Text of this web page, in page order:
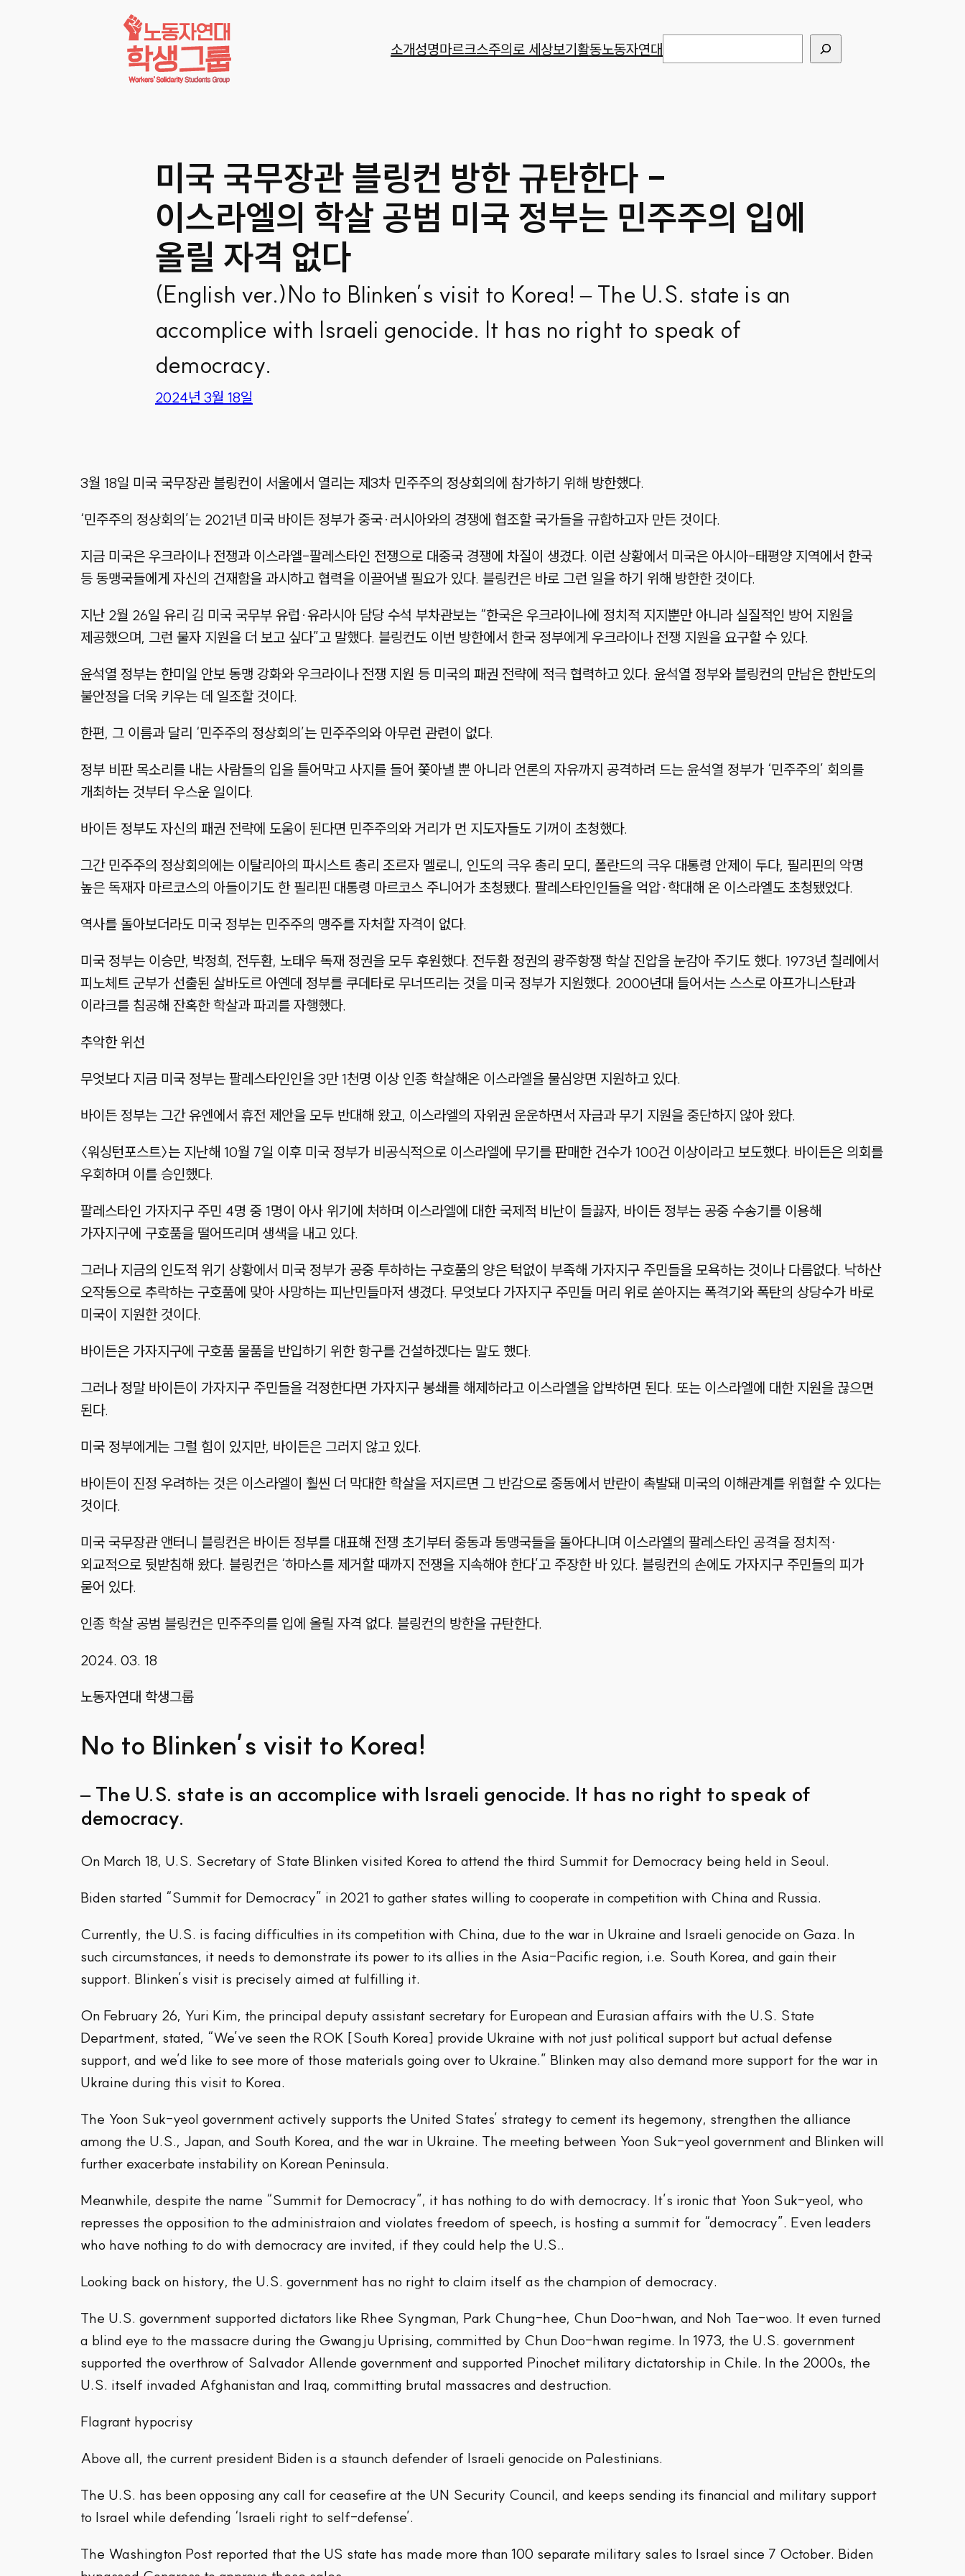
소개성명마르크스주의로 세상보기활동노동자연대
미국 국무장관 블링컨 방한 규탄한다 -
이스라엘의 학살 공범 미국 정부는 민주주의 입에
올릴 자격 없다
(English ver.)No to Blinken’s visit to Korea! – The U.S. state is an
accomplice with Israeli genocide. It has no right to speak of
democracy.
2024년 3월 18일
3월 18일 미국 국무장관 블링컨이 서울에서 열리는 제3차 민주주의 정상회의에 참가하기 위해 방한했다.
‘민주주의 정상회의’는 2021년 미국 바이든 정부가 중국·러시아와의 경쟁에 협조할 국가들을 규합하고자 만든 것이다.
지금 미국은 우크라이나 전쟁과 이스라엘-팔레스타인 전쟁으로 대중국 경쟁에 차질이 생겼다. 이런 상황에서 미국은 아시아-태평양 지역에서 한국
등 동맹국들에게 자신의 건재함을 과시하고 협력을 이끌어낼 필요가 있다. 블링컨은 바로 그런 일을 하기 위해 방한한 것이다.
지난 2월 26일 유리 김 미국 국무부 유럽·유라시아 담당 수석 부차관보는 “한국은 우크라이나에 정치적 지지뿐만 아니라 실질적인 방어 지원을
제공했으며, 그런 물자 지원을 더 보고 싶다”고 말했다. 블링컨도 이번 방한에서 한국 정부에게 우크라이나 전쟁 지원을 요구할 수 있다.
윤석열 정부는 한미일 안보 동맹 강화와 우크라이나 전쟁 지원 등 미국의 패권 전략에 적극 협력하고 있다. 윤석열 정부와 블링컨의 만남은 한반도의
불안정을 더욱 키우는 데 일조할 것이다.
한편, 그 이름과 달리 ‘민주주의 정상회의’는 민주주의와 아무런 관련이 없다.
정부 비판 목소리를 내는 사람들의 입을 틀어막고 사지를 들어 쫓아낼 뿐 아니라 언론의 자유까지 공격하려 드는 윤석열 정부가 ‘민주주의’ 회의를
개최하는 것부터 우스운 일이다.
바이든 정부도 자신의 패권 전략에 도움이 된다면 민주주의와 거리가 먼 지도자들도 기꺼이 초청했다.
그간 민주주의 정상회의에는 이탈리아의 파시스트 총리 조르자 멜로니, 인도의 극우 총리 모디, 폴란드의 극우 대통령 안제이 두다, 필리핀의 악명
높은 독재자 마르코스의 아들이기도 한 필리핀 대통령 마르코스 주니어가 초청됐다. 팔레스타인인들을 억압∙학대해 온 이스라엘도 초청됐었다.
역사를 돌아보더라도 미국 정부는 민주주의 맹주를 자처할 자격이 없다.
미국 정부는 이승만, 박정희, 전두환, 노태우 독재 정권을 모두 후원했다. 전두환 정권의 광주항쟁 학살 진압을 눈감아 주기도 했다. 1973년 칠레에서
피노체트 군부가 선출된 살바도르 아옌데 정부를 쿠데타로 무너뜨리는 것을 미국 정부가 지원했다. 2000년대 들어서는 스스로 아프가니스탄과
이라크를 침공해 잔혹한 학살과 파괴를 자행했다.
추악한 위선
무엇보다 지금 미국 정부는 팔레스타인인을 3만 1천명 이상 인종 학살해온 이스라엘을 물심양면 지원하고 있다.
바이든 정부는 그간 유엔에서 휴전 제안을 모두 반대해 왔고, 이스라엘의 자위권 운운하면서 자금과 무기 지원을 중단하지 않아 왔다.
〈워싱턴포스트〉는 지난해 10월 7일 이후 미국 정부가 비공식적으로 이스라엘에 무기를 판매한 건수가 100건 이상이라고 보도했다. 바이든은 의회를
우회하며 이를 승인했다.
팔레스타인 가자지구 주민 4명 중 1명이 아사 위기에 처하며 이스라엘에 대한 국제적 비난이 들끓자, 바이든 정부는 공중 수송기를 이용해
가자지구에 구호품을 떨어뜨리며 생색을 내고 있다.
그러나 지금의 인도적 위기 상황에서 미국 정부가 공중 투하하는 구호품의 양은 턱없이 부족해 가자지구 주민들을 모욕하는 것이나 다름없다. 낙하산
오작동으로 추락하는 구호품에 맞아 사망하는 피난민들마저 생겼다. 무엇보다 가자지구 주민들 머리 위로 쏟아지는 폭격기와 폭탄의 상당수가 바로
미국이 지원한 것이다.
바이든은 가자지구에 구호품 물품을 반입하기 위한 항구를 건설하겠다는 말도 했다.
그러나 정말 바이든이 가자지구 주민들을 걱정한다면 가자지구 봉쇄를 해제하라고 이스라엘을 압박하면 된다. 또는 이스라엘에 대한 지원을 끊으면
된다.
미국 정부에게는 그럴 힘이 있지만, 바이든은 그러지 않고 있다.
바이든이 진정 우려하는 것은 이스라엘이 훨씬 더 막대한 학살을 저지르면 그 반감으로 중동에서 반란이 촉발돼 미국의 이해관계를 위협할 수 있다는
것이다.
미국 국무장관 앤터니 블링컨은 바이든 정부를 대표해 전쟁 초기부터 중동과 동맹국들을 돌아다니며 이스라엘의 팔레스타인 공격을 정치적∙
외교적으로 뒷받침해 왔다. 블링컨은 ‘하마스를 제거할 때까지 전쟁을 지속해야 한다’고 주장한 바 있다. 블링컨의 손에도 가자지구 주민들의 피가
묻어 있다.
인종 학살 공범 블링컨은 민주주의를 입에 올릴 자격 없다. 블링컨의 방한을 규탄한다.
2024. 03. 18
노동자연대 학생그룹
No to Blinken’s visit to Korea!
– The U.S. state is an accomplice with Israeli genocide. It has no right to speak of
democracy.
On March 18, U.S. Secretary of State Blinken visited Korea to attend the third Summit for Democracy being held in Seoul.
Biden started “Summit for Democracy” in 2021 to gather states willing to cooperate in competition with China and Russia.
Currently, the U.S. is facing difficulties in its competition with China, due to the war in Ukraine and Israeli genocide on Gaza. In
such circumstances, it needs to demonstrate its power to its allies in the Asia-Pacific region, i.e. South Korea, and gain their
support. Blinken’s visit is precisely aimed at fulfilling it.
On February 26, Yuri Kim, the principal deputy assistant secretary for European and Eurasian affairs with the U.S. State
Department, stated, “We’ve seen the ROK [South Korea] provide Ukraine with not just political support but actual defense
support, and we’d like to see more of those materials going over to Ukraine.” Blinken may also demand more support for the war in
Ukraine during this visit to Korea.
The Yoon Suk-yeol government actively supports the United States’ strategy to cement its hegemony, strengthen the alliance
among the U.S., Japan, and South Korea, and the war in Ukraine. The meeting between Yoon Suk-yeol government and Blinken will
further exacerbate instability on Korean Peninsula.
Meanwhile, despite the name “Summit for Democracy”, it has nothing to do with democracy. It’s ironic that Yoon Suk-yeol, who
represses the opposition to the administraion and violates freedom of speech, is hosting a summit for “democracy”. Even leaders
who have nothing to do with democracy are invited, if they could help the U.S..
Looking back on history, the U.S. government has no right to claim itself as the champion of democracy.
The U.S. government supported dictators like Rhee Syngman, Park Chung-hee, Chun Doo-hwan, and Noh Tae-woo. It even turned
a blind eye to the massacre during the Gwangju Uprising, committed by Chun Doo-hwan regime. In 1973, the U.S. government
supported the overthrow of Salvador Allende government and supported Pinochet military dictatorship in Chile. In the 2000s, the
U.S. itself invaded Afghanistan and Iraq, committing brutal massacres and destruction.
Flagrant hypocrisy
Above all, the current president Biden is a staunch defender of Israeli genocide on Palestinians.
The U.S. has been opposing any call for ceasefire at the UN Security Council, and keeps sending its financial and military support
to Israel while defending ‘Israeli right to self-defense’.
The Washington Post reported that the US state has made more than 100 separate military sales to Israel since 7 October. Biden